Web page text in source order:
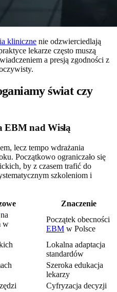
kliniczne nie odzwierciedlają
lekarze często muszą
a presją zgodności z
świat czy
EBM nad Wisłą
lecz tempo wdrażania
Początkowo ograniczało się
by z czasem trafić do
szkoleniom i
Znaczenie
na
w
Początek obecności
EBM w Polsce
Lokalna adaptacja
standardów
Szeroka edukacja
lekarzy
Cyfryzacja decyzji